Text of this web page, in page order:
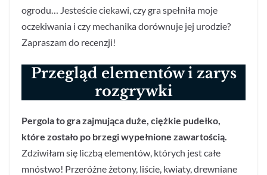
ogrodu… Jesteście ciekawi, czy gra spełniła moje
oczekiwania i czy mechanika dorównuje jej urodzie?
Zapraszam do recenzji!
Przegląd elementów i zarys
rozgrywki
Pergola to gra zajmująca duże, ciężkie pudełko,
które zostało po brzegi wypełnione zawartością.
Zdziwiłam się liczbą elementów, których jest całe
mnóstwo! Przeróżne żetony, liście, kwiaty, drewniane